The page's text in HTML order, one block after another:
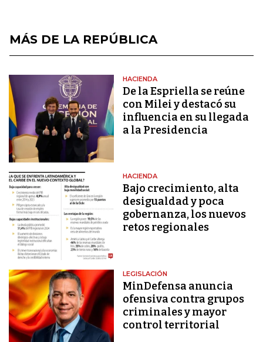
MÁS DE LA REPÚBLICA
HACIENDA
De la Espriella se reúne
con Milei y destacó su
influencia en su llegada
a la Presidencia
HACIENDA
Bajo crecimiento, alta
desigualdad y poca
gobernanza, los nuevos
retos regionales
LEGISLACIÓN
MinDefensa anuncia
ofensiva contra grupos
criminales y mayor
control territorial